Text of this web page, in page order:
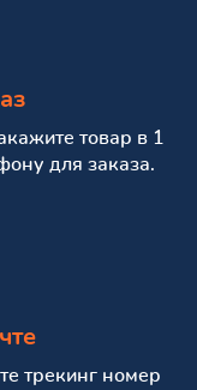
товар в 1
для заказа.
трекинг номер